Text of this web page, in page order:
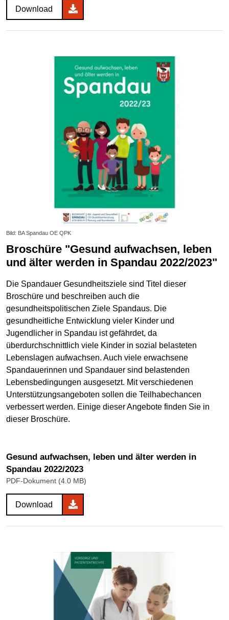
Download
Bild: BA Spandau OE QPK
Broschüre "Gesund aufwachsen, leben
und älter werden in Spandau 2022/2023"
Die Spandauer Gesundheitsziele sind Titel dieser
Broschüre und beschreiben auch die
gesundheitspolitischen Ziele Spandaus. Die
gesundheitliche Entwicklung vieler Kinder und
Jugendlicher in Spandau ist gefährdet, da
überdurchschnittlich viele Kinder in sozial belasteten
Lebenslagen aufwachsen. Auch viele erwachsene
Spandauerinnen und Spandauer sind belastenden
Lebensbedingungen ausgesetzt. Mit verschiedenen
Unterstützungsangeboten sollen die Teilhabechancen
verbessert werden. Einige dieser Angebote finden Sie in
dieser Broschüre.
Gesund aufwachsen, leben und älter werden in
Spandau 2022/2023
PDF-Dokument (4.0 MB)
Download